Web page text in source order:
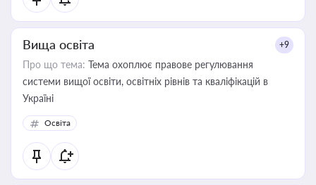
Вища освіта +9
Про що тема: Тема охоплює правове регулювання
системи вищої освіти, освітніх рівнів та кваліфікацій в
Україні
Освіта